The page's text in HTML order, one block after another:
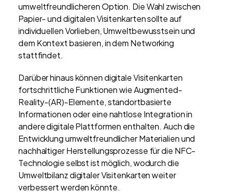
umweltfreundlicheren Option. Die Wahl zwischen
Papier- und digitalen Visitenkarten sollte auf
individuellen Vorlieben, Umweltbewusstsein und
dem Kontext basieren, in dem Networking
stattfindet.
Darüber hinaus können digitale Visitenkarten
fortschrittliche Funktionen wie Augmented-
Reality-(AR)-Elemente, standortbasierte
Informationen oder eine nahtlose Integration in
andere digitale Plattformen enthalten. Auch die
Entwicklung umweltfreundlicher Materialien und
nachhaltiger Herstellungsprozesse für die NFC-
Technologie selbst ist möglich, wodurch die
Umweltbilanz digitaler Visitenkarten weiter
verbessert werden könnte.